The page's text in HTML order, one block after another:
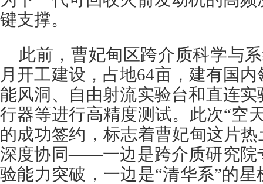
键支撑。
此前，曹妃甸区跨介质科学与
月开工建设，占地64亩，建有国
能风洞、自由射流实验台和直连
行器等进行高精度测试。此次“空
的成功签约，标志着曹妃甸这片
深度协同——一边是跨介质研究院
验能力突破，一边是“清华系”的